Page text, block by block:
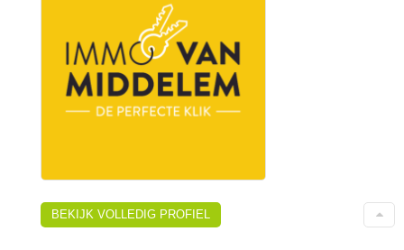
BEKIJK VOLLEDIG PROFIEL